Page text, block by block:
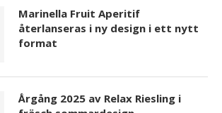
Marinella Fruit Aperitif
återlanseras i ny design i ett nytt
format
Årgång 2025 av Relax Riesling i